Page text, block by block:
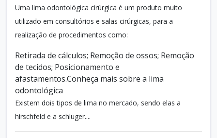
Uma lima odontológica cirúrgica é um produto muito
utilizado em consultórios e salas cirúrgicas, para a
realização de procedimentos como:
Retirada de cálculos; Remoção de ossos; Remoção
de tecidos; Posicionamento e
afastamentos.Conheça mais sobre a lima
odontológica
Existem dois tipos de lima no mercado, sendo elas a
hirschfeld e a schluger....